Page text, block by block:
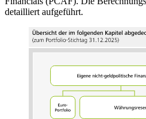
detailliert aufgeführt.